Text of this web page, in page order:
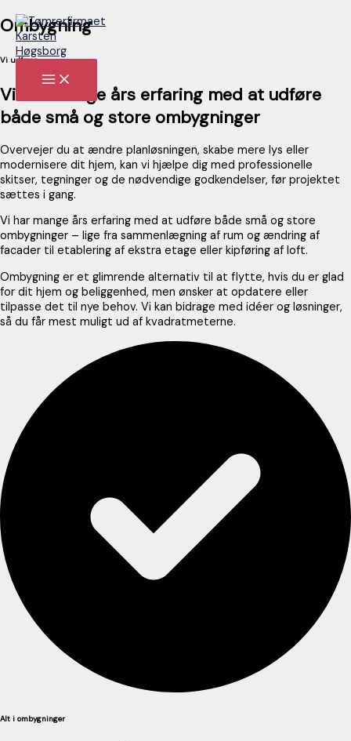
Gå
til
indholdet
MAIN
MENU
Ombygning
Vi udfører
Vi har mange års erfaring med at udføre
både små og store ombygninger
Overvejer du at ændre planløsningen, skabe mere lys eller
modernisere dit hjem, kan vi hjælpe dig med professionelle
skitser, tegninger og de nødvendige godkendelser, før projektet
sættes i gang.
Vi har mange års erfaring med at udføre både små og store
ombygninger – lige fra sammenlægning af rum og ændring af
facader til etablering af ekstra etage eller kipføring af loft.
Ombygning er et glimrende alternativ til at flytte, hvis du er glad
for dit hjem og beliggenhed, men ønsker at opdatere eller
tilpasse det til nye behov. Vi kan bidrage med idéer og løsninger,
så du får mest muligt ud af kvadratmeterne.
Alt i ombygninger